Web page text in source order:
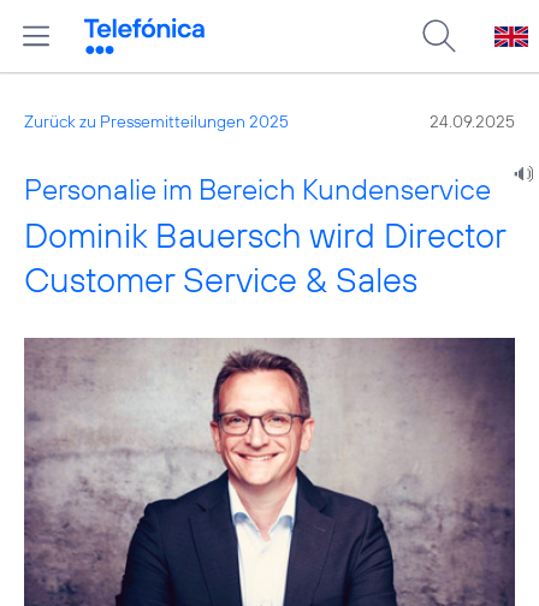
Zurück zu Pressemitteilungen 2025 24.09.2025
Personalie im Bereich Kundenservice
Dominik Bauersch wird Director
Customer Service & Sales